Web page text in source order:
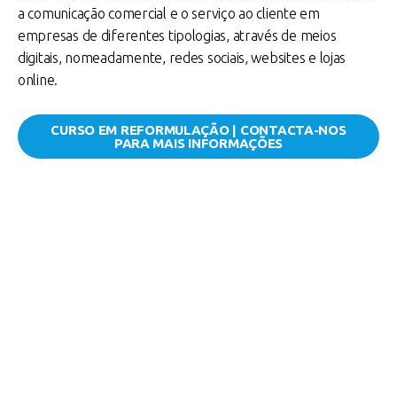
a comunicação comercial e o serviço ao cliente em
empresas de diferentes tipologias, através de meios
digitais, nomeadamente, redes sociais, websites e lojas
online.
CURSO EM REFORMULAÇÃO | CONTACTA-NOS
PARA MAIS INFORMAÇÕES